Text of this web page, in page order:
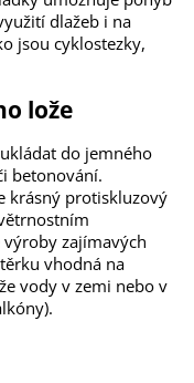
dlažeb i na
jsou cyklostezky,
lože
do jemného
betonování.
krásný protiskluzový
zajímavých
vhodná na
vody v zemi nebo v